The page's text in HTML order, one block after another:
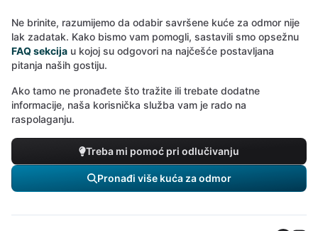
Ne brinite, razumijemo da odabir savršene kuće za odmor nije
lak zadatak. Kako bismo vam pomogli, sastavili smo opsežnu
FAQ sekcija u kojoj su odgovori na najčešće postavljana
pitanja naših gostiju.
Ako tamo ne pronađete što tražite ili trebate dodatne
informacije, naša korisnička služba vam je rado na
raspolaganju.
Treba mi pomoć pri odlučivanju
Pronađi više kuća za odmor